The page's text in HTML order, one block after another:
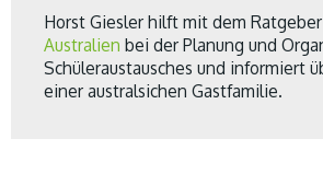
Horst Giesler hilft mit dem Ratgeber
Australien bei der Planung und
Schüleraustausches und informiert
einer australsichen Gastfamilie.